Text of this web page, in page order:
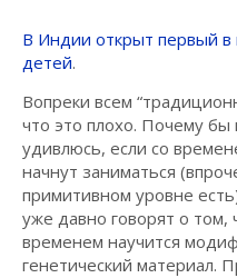
В Индии открыт первый в
детей.
Вопреки всем
что это плохо. Почему бы
удивлюсь, если со
начнут заниматься
примитивном уровне
уже давно говорят о том,
временем научится
генетический материал.